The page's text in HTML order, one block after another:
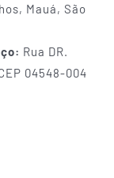
Mauá, São
Rua DR.
04548-004